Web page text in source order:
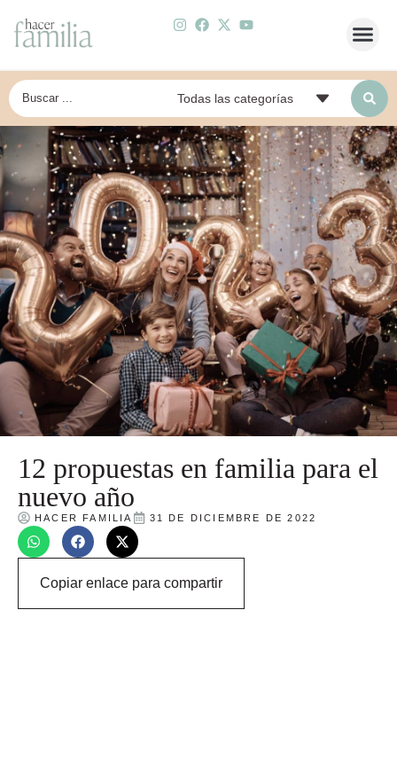
12 propuestas en familia para el
nuevo año
HACER FAMILIA 31 DE DICIEMBRE DE 2022
Copiar enlace para compartir